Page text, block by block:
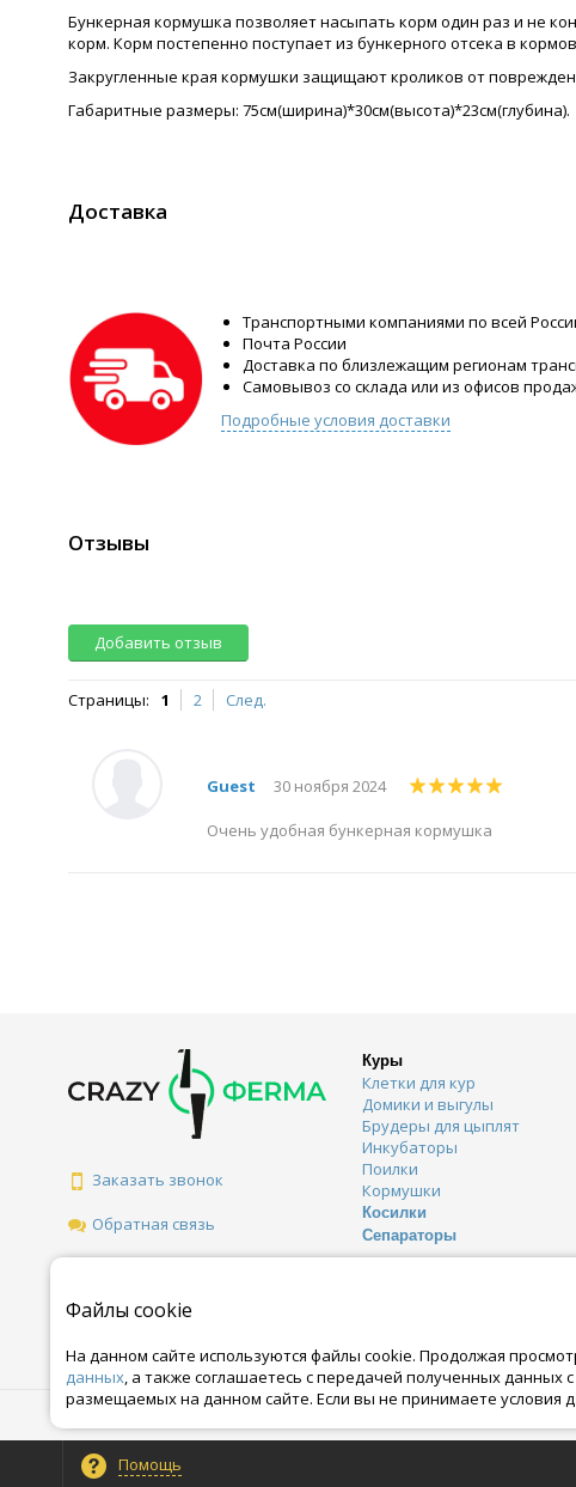
Бункерная кормушка позволяет насыпать корм один раз и не
корм. Корм постепенно поступает из бункерного отсека в
Закругленные края кормушки защищают кроликов от
Габаритные размеры: 75см(ширина)*30см(высота)*23см(глубина).
Доставка
Транспортными компаниями по всей
Почта России
Доставка по близлежащим регионам
Самовывоз со склада или из офисов
Подробные условия доставки
Отзывы
Добавить отзыв
Страницы: 1 2 След.
Guest 30 ноября 2024
Очень удобная бункерная кормушка
Заказать звонок
Обратная связь
Куры
Клетки для кур
Домики и выгулы
Брудеры для цыплят
Инкубаторы
Поилки
Кормушки
Косилки
Сепараторы
Помощь
Файлы cookie
На данном сайте используются файлы cookie. Продолжая
данных, а также соглашаетесь с передачей полученных
размещаемых на данном сайте. Если вы не принимаете условия